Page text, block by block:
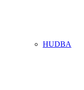
HUDBA